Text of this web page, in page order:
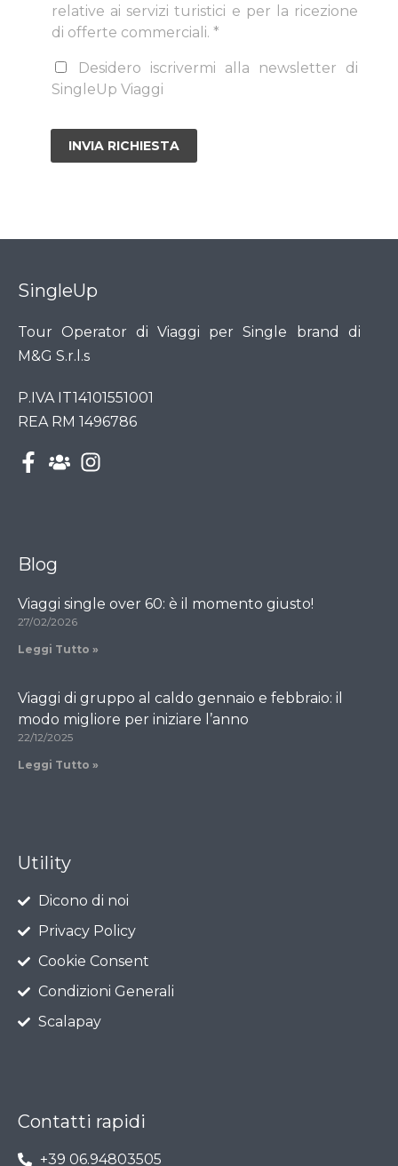
relative ai servizi turistici e per la ricezione
di offerte commerciali. *
Desidero iscrivermi alla newsletter di
SingleUp Viaggi
SingleUp
Tour Operator di Viaggi per Single brand di
M&G S.r.l.s
P.IVA IT14101551001
REA RM 1496786
Blog
Viaggi single over 60: è il momento giusto!
27/02/2026
Leggi Tutto »
Viaggi di gruppo al caldo gennaio e febbraio: il
modo migliore per iniziare l’anno
22/12/2025
Leggi Tutto »
Utility
Dicono di noi
Privacy Policy
Cookie Consent
Condizioni Generali
Scalapay
Contatti rapidi
+39 06.94803505